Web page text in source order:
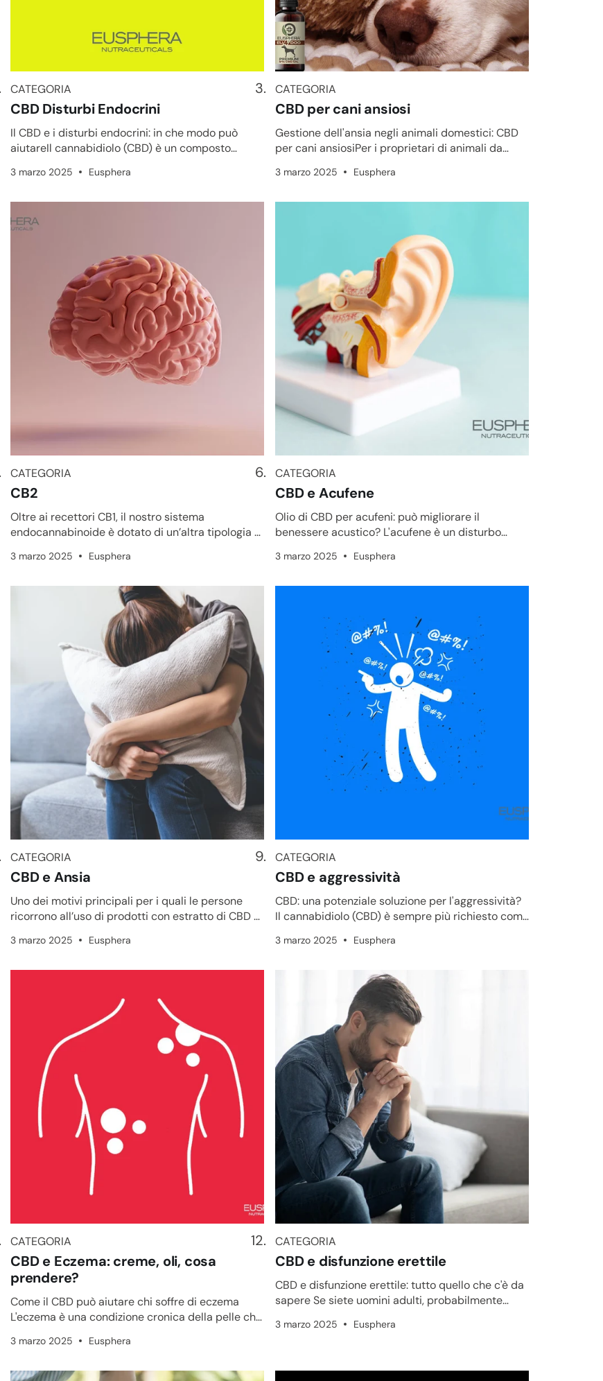
CATEGORIA
CATEGORIA
CBD Disturbi Endocrini
Il CBD e i disturbi endocrini: in che modo può
aiutareIl cannabidiolo (CBD) è un composto
3 marzo 2025 Eusphera
CATEGORIA
CATEGORIA
CBD per cani ansiosi
Gestione dell'ansia negli animali domestici: CBD
per cani ansiosiPer i proprietari di animali da
3 marzo 2025 Eusphera
CATEGORIA
CATEGORIA
CB2
Oltre ai recettori CB1, il nostro sistema
endocannabinoide è dotato di un’altra tipologia di
3 marzo 2025 Eusphera
CATEGORIA
CATEGORIA
CBD e Acufene
Olio di CBD per acufeni: può migliorare il
benessere acustico? L'acufene è un disturbo
3 marzo 2025 Eusphera
CATEGORIA
CATEGORIA
CBD e Ansia
Uno dei motivi principali per i quali le persone
ricorrono all’uso di prodotti con estratto di CBD è
3 marzo 2025 Eusphera
CATEGORIA
CATEGORIA
CBD e aggressività
CBD: una potenziale soluzione per l'aggressività?
Il cannabidiolo (CBD) è sempre più richiesto come
3 marzo 2025 Eusphera
CATEGORIA
CATEGORIA
CBD e Eczema: creme, oli, cosa
prendere?
Come il CBD può aiutare chi soffre di eczema
L'eczema è una condizione cronica della pelle che
3 marzo 2025 Eusphera
CATEGORIA
CATEGORIA
CBD e disfunzione erettile
CBD e disfunzione erettile: tutto quello che c'è da
sapere Se siete uomini adulti, probabilmente
3 marzo 2025 Eusphera